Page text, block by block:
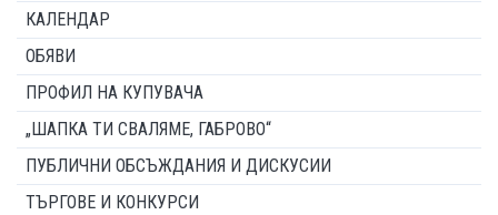
КАЛЕНДАР
ОБЯВИ
ПРОФИЛ НА КУПУВАЧА
„ШАПКА ТИ СВАЛЯМЕ, ГАБРОВО“
ПУБЛИЧНИ ОБСЪЖДАНИЯ И ДИСКУСИИ
ТЪРГОВЕ И КОНКУРСИ